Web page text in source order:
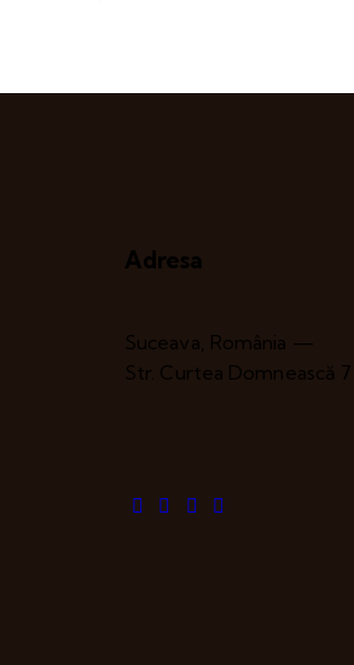
Adresa
Suceava, România —
Str. Curtea Domnească 7